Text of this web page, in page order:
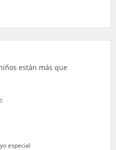
están más que
especial